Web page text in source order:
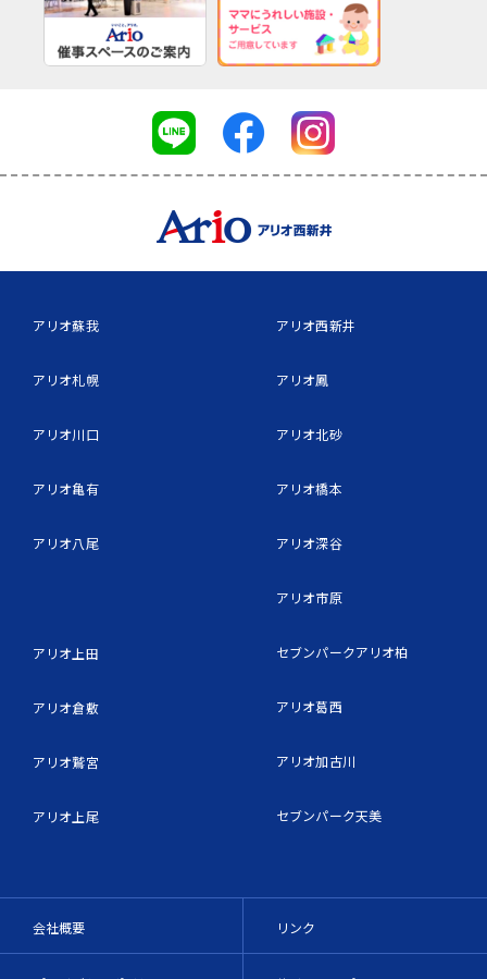
アリオ蘇我
アリオ札幌
アリオ川口
アリオ亀有
アリオ八尾
アリオ上田
アリオ倉敷
アリオ鷲宮
アリオ上尾
アリオ西新井
アリオ鳳
アリオ北砂
アリオ橋本
アリオ深谷
アリオ市原
セブンパークアリオ柏
アリオ葛西
アリオ加古川
セブンパーク天美
会社概要 リンク